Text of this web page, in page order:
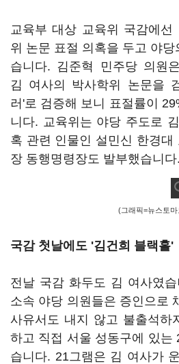
교육부 대상 교육위 국감에선
위 논문 표절 의혹을 두고 야
습니다. 김준혁 민주당 의원
김 여사의 박사학위 논문을
러'로 검증해 보니 표절률이
니다. 교육위는 야당 주도로
혹 관련 인물인 설민신 한경대
장 동행명령장도 발부했습니다.
(그래픽=뉴스토마
국감 첫날에도 '김건희 블랙홀'
전날 국감 화두도 김 여사였습
소속 야당 의원들은 증인으로
사유서도 내지 않고 불출석하
하고 직접 서울 성동구에 있는
습니다. 21그램은 김 여사가